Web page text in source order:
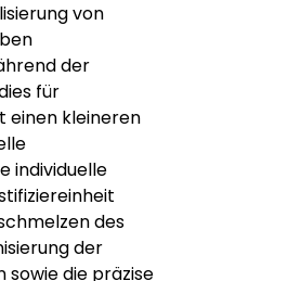
von
der
für
einen kleineren
individuelle
des
der
die präzise